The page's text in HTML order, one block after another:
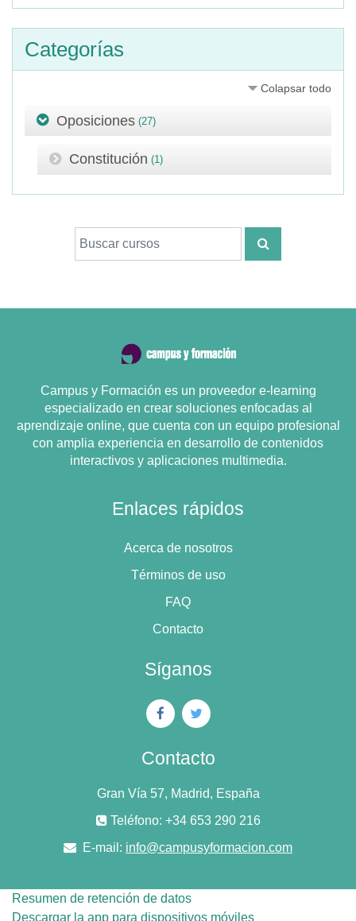
Categorías
Colapsar todo
Oposiciones (27)
Constitución (1)
Buscar cursos
BUSCAR
Campus y Formación es un proveedor e-learning
especializado en crear soluciones enfocadas al
aprendizaje online, que cuenta con un equipo profesional
con amplia experiencia en desarrollo de contenidos
interactivos y aplicaciones multimedia.
Enlaces rápidos
Acerca de nosotros
Términos de uso
FAQ
Contacto
Síganos
Contacto
Gran Vía 57, Madrid, España
Teléfono: +34 653 290 216
E-mail: info@campusyformacion.com
Resumen de retención de datos
Descargar la app para dispositivos móviles